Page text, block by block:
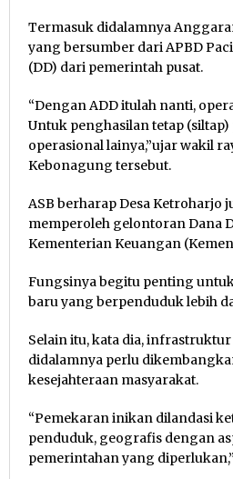
Termasuk didalamnya
yang bersumber dari APBD
(DD) dari pemerintah pusat.
“Dengan ADD itulah nanti,
Untuk penghasilan tetap
operasional lainya,”ujar wakil
Kebonagung tersebut.
ASB berharap Desa Ketroharjo
memperoleh gelontoran Dana
Kementerian Keuangan
Fungsinya begitu penting
baru yang berpenduduk lebih
Selain itu, kata dia, infrastruktur
didalamnya perlu
kesejahteraan masyarakat.
“Pemekaran inikan dilandasi
penduduk, geografis dengan
pemerintahan yang